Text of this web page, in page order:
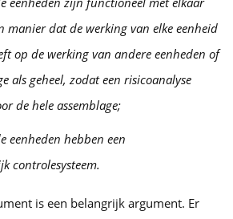
manier dat de werking van elke eenheid
op de werking van andere eenheden of
als geheel, zodat een risicoanalyse
de hele assemblage;
eenheden hebben een
controlesysteem.
is een belangrijk argument. Er